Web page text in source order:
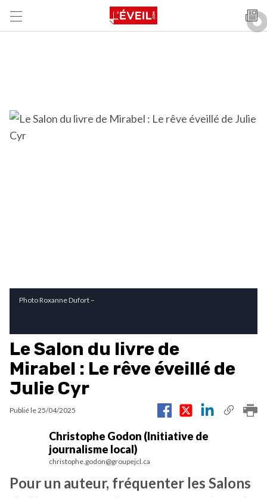
Photo Roxanne Dufort –
Le Salon du livre de
Mirabel : Le rêve éveillé de
Julie Cyr
Publié le25/04/2025
Christophe Godon (Initiative de
journalisme local)
christophe.godon@groupejcl.ca
Pour un auteur, fréquenter les Salons